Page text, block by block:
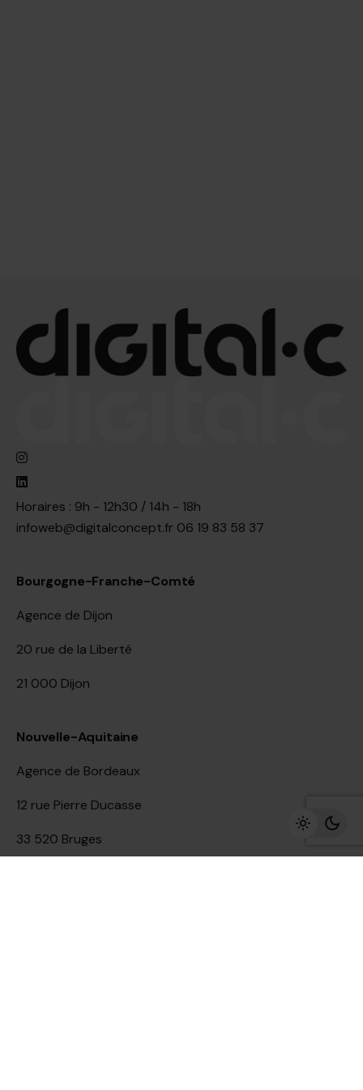
Horaires : 9h - 12h30 / 14h - 18h
infoweb@digitalconcept.fr 06 19 83 58 37
Bourgogne-Franche-Comté
Agence de Dijon
20 rue de la Liberté
21 000 Dijon
Nouvelle-Aquitaine
Agence de Bordeaux
12 rue Pierre Ducasse
33 520 Bruges